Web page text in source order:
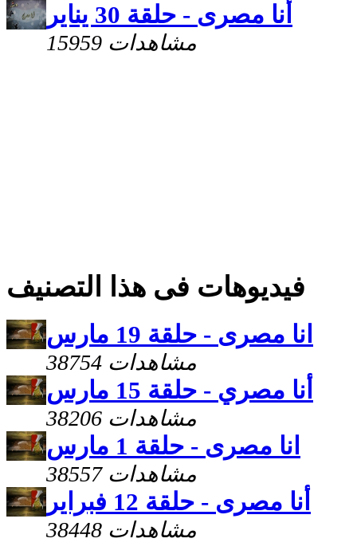
أنا مصرى - حلقة 30 يناير
15959 مشاهدات
فيديوهات فى هذا التصنيف
انا مصرى - حلقة 19 مارس
38754 مشاهدات
أنا مصري - حلقة 15 مارس
38206 مشاهدات
انا مصرى - حلقة 1 مارس
38557 مشاهدات
أنا مصرى - حلقة 12 فبراير
38448 مشاهدات